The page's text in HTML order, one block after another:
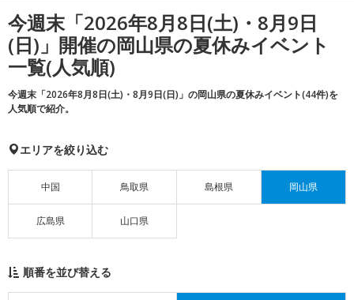
今週末「2026年8月8日(土)・8月9日
(日)」開催の岡山県の夏休みイベント
一覧(人気順)
今週末「2026年8月8日(土)・8月9日(日)」の岡山県の夏休みイベント(44件)を
人気順で紹介。
エリアを絞り込む
中国 鳥取県 島根県 岡山県
広島県 山口県
順番を並び替える